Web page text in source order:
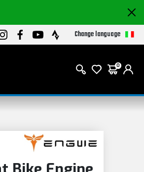
Change language
0